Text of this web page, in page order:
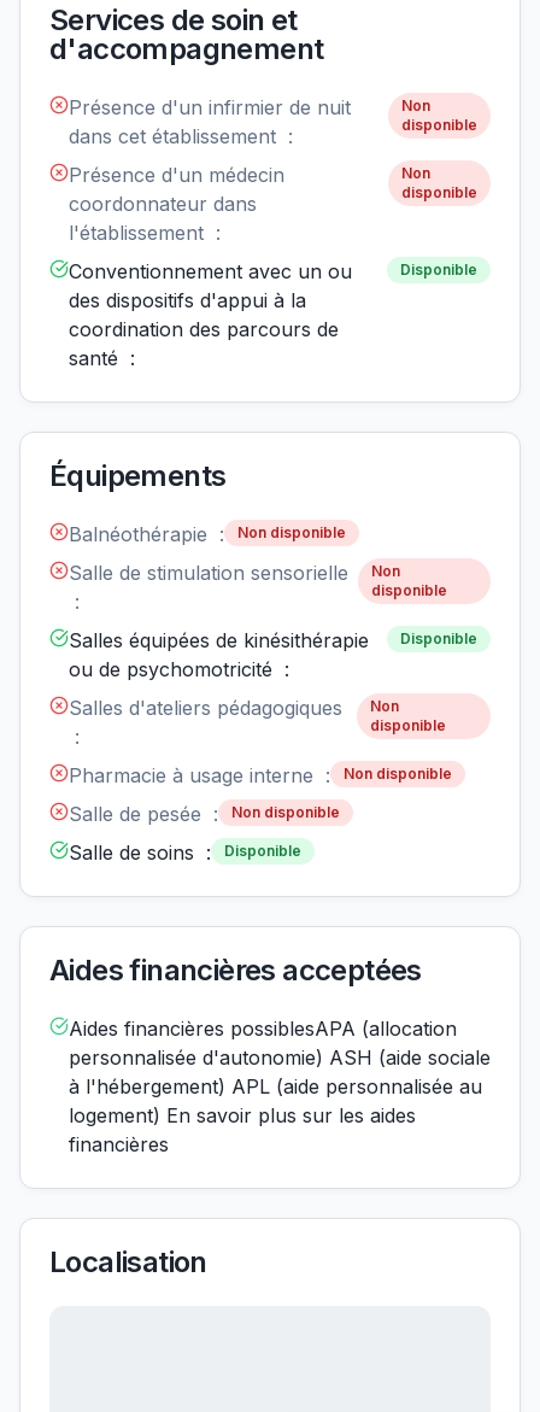
Services de soin et
d'accompagnement
Présence d'un infirmier de nuit
dans cet établissement :
Non
disponible
Présence d'un médecin
coordonnateur dans
l'établissement :
Non
disponible
Conventionnement avec un ou
des dispositifs d'appui à la
coordination des parcours de
santé :
Disponible
Équipements
Balnéothérapie : Non disponible
Salle de stimulation sensorielle
:
Non
disponible
Salles équipées de kinésithérapie
ou de psychomotricité :
Disponible
Salles d'ateliers pédagogiques
:
Non
disponible
Pharmacie à usage interne : Non disponible
Salle de pesée : Non disponible
Salle de soins : Disponible
Aides financières acceptées
Aides financières possiblesAPA (allocation
personnalisée d'autonomie) ASH (aide sociale
à l'hébergement) APL (aide personnalisée au
logement) En savoir plus sur les aides
financières
Localisation